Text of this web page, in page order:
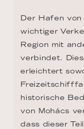
Der Hafen von
wichtiger
Region mit
verbindet.
erleichtert
historische
von Mohács
dass dieser